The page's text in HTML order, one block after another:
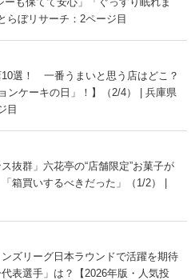
らぼリサーチ：2ページ目
選！ 一番うまいと思う店はどこ？
ンケーキの日」！】（2/4） | 兵庫県
目
抜群」六花亭の“店舗限定”お菓子が
箱買いするべきだった」（1/2） |
ンズリーグ日本ラウンドで活躍を期待
表選手」は？【2026年版・人気投